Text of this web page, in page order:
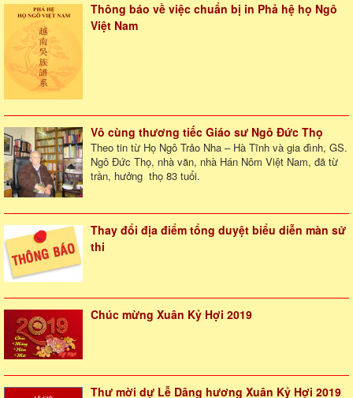
Thông báo về việc chuẩn bị in Phả hệ họ Ngô
Việt Nam
Vô cùng thương tiếc Giáo sư Ngô Đức Thọ
Theo tin từ Họ Ngô Trảo Nha – Hà Tĩnh và gia đình, GS.
Ngô Đức Thọ, nhà văn, nhà Hán Nôm Việt Nam, đã từ
trần, hưởng thọ 83 tuổi.
Thay đổi địa điểm tổng duyệt biểu diễn màn sử
thi
Chúc mừng Xuân Kỷ Hợi 2019
Thư mời dự Lễ Dâng hương Xuân Kỷ Hợi 2019